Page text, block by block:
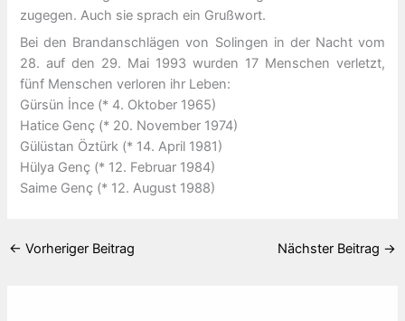
zugegen. Auch sie sprach ein Grußwort.
Bei den Brandanschlägen von Solingen in der Nacht vom
28. auf den 29. Mai 1993 wurden 17 Menschen verletzt,
fünf Menschen verloren ihr Leben:
Gürsün İnce (* 4. Oktober 1965)
Hatice Genç (* 20. November 1974)
Gülüstan Öztürk (* 14. April 1981)
Hülya Genç (* 12. Februar 1984)
Saime Genç (* 12. August 1988)
← Vorheriger Beitrag Nächster Beitrag →